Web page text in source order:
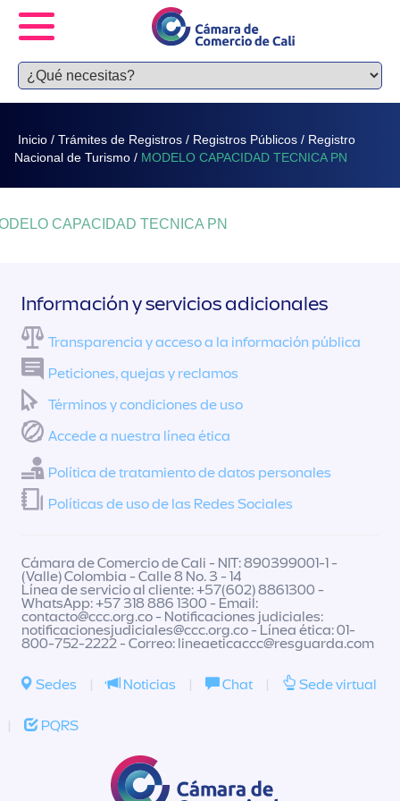
Inicio / Trámites de Registros / Registros Públicos / Registro
Nacional de Turismo / MODELO CAPACIDAD TECNICA PN
CAPACIDAD TECNICA PN
Información y servicios adicionales
Transparencia y acceso a la información pública
Peticiones, quejas y reclamos
Términos y condiciones de uso
Accede a nuestra línea ética
Política de tratamiento de datos personales
Políticas de uso de las Redes Sociales
Cámara de Comercio de Cali - NIT: 890399001-1 -
(Valle) Colombia - Calle 8 No. 3 - 14
Línea de servicio al cliente: +57(602) 8861300 -
WhatsApp: +57 318 886 1300 - Email:
contacto@ccc.org.co- Notificaciones judiciales:
notificacionesjudiciales@ccc.org.co- Línea ética: 01-
800-752-2222 - Correo: lineaeticaccc@resguarda.com
Sedes | Noticias | Chat | Sede virtual
| PQRS